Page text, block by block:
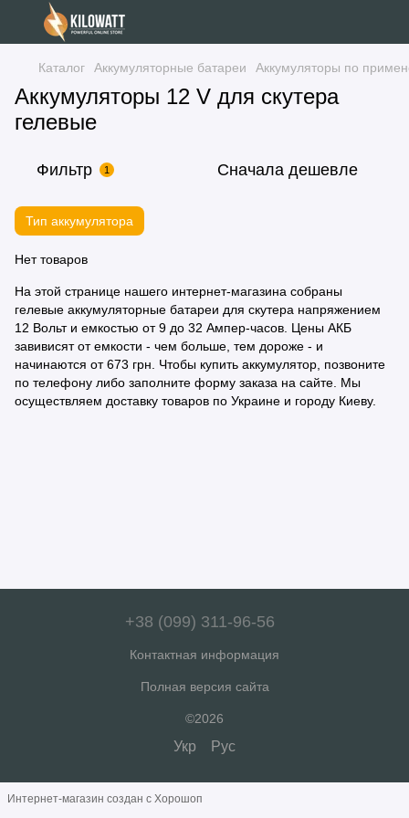
Каталог Аккумуляторные батареи Аккумуляторы по
Аккумуляторы 12 V для скутера
гелевые
Фильтр 1 Сначала дешевле
Тип аккумулятора
Нет товаров
На этой странице нашего интернет-магазина собраны
гелевые аккумуляторные батареи для скутера напряжением
12 Вольт и емкостью от 9 до 32 Ампер-часов. Цены АКБ
завивисят от емкости - чем больше, тем дороже - и
начинаются от 673 грн. Чтобы купить аккумулятор, позвоните
по телефону либо заполните форму заказа на сайте. Мы
осуществляем доставку товаров по Украине и городу Киеву.
+38 (099) 311-96-56
Контактная информация
Полная версия сайта
©2026
Укр Рус
Интернет-магазин создан с Хорошоп